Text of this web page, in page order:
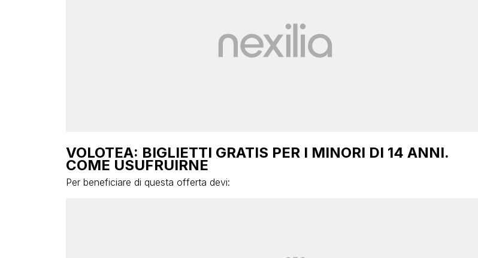
VOLOTEA: BIGLIETTI GRATIS PER I MINORI DI 14 ANNI.
COME USUFRUIRNE
Per beneficiare di questa offerta devi: